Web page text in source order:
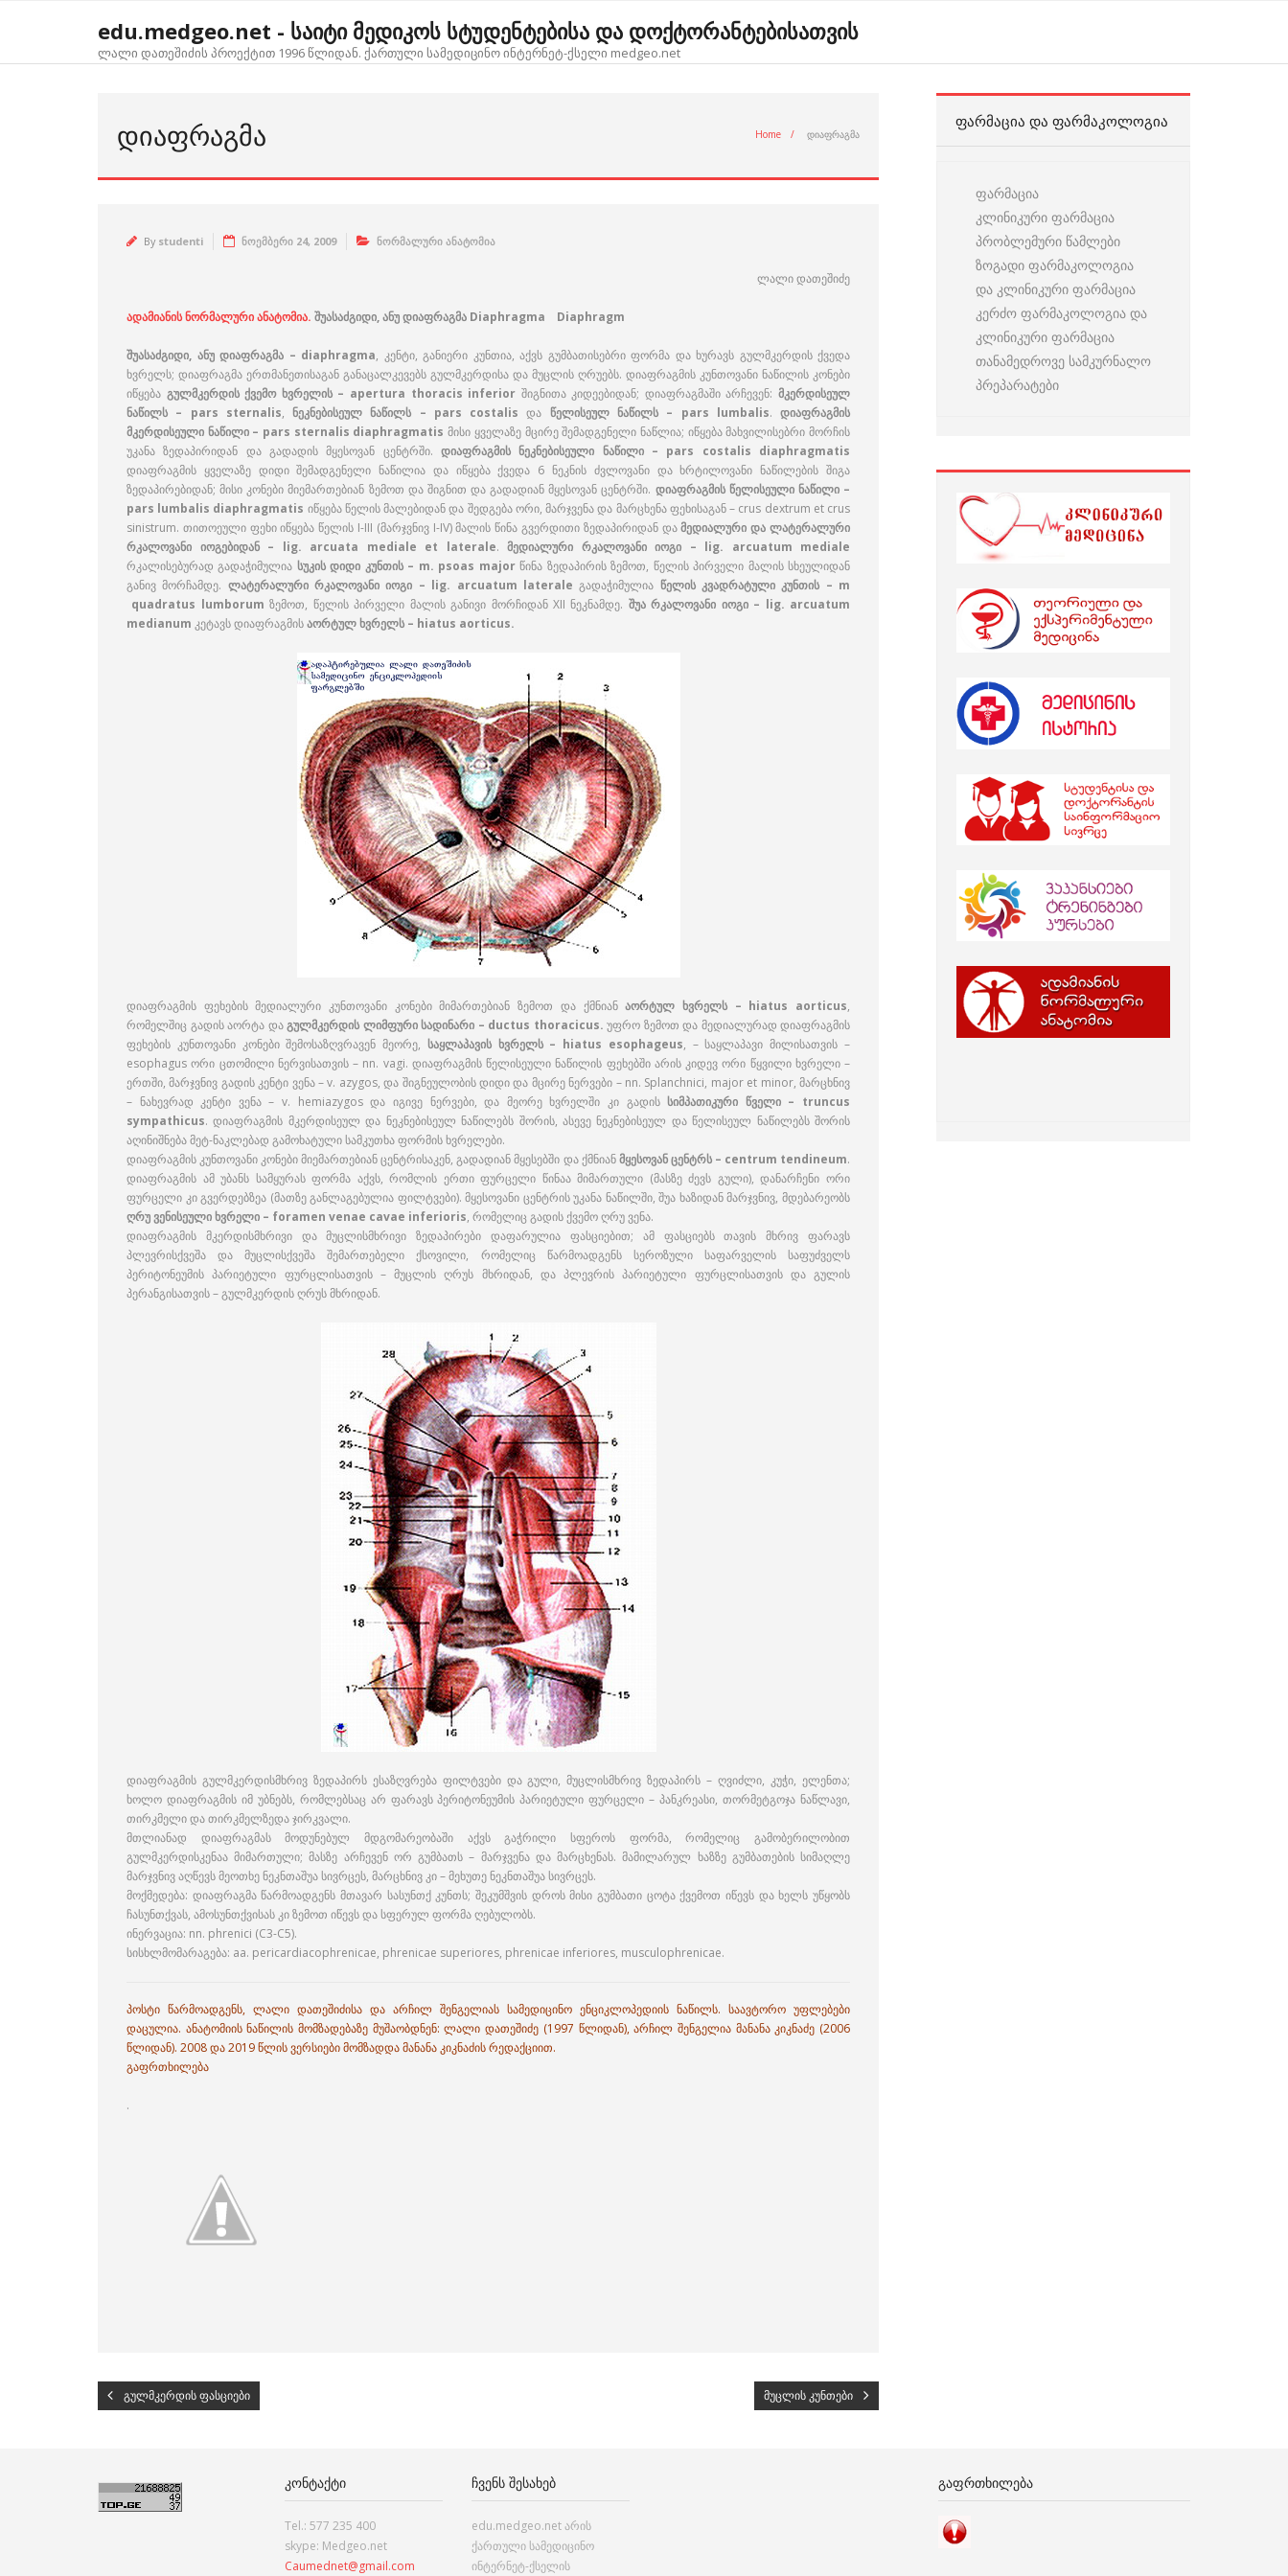
edu.medgeo.net - საიტი მედიკოს სტუდენტებისა და დოქტორანტებისათვის
ლალი დათეშიძის პროექტით 1996 წლიდან. ქართული სამედიცინო ინტერნეტ-ქსელი medgeo.net
ᲓᲘᲐᲤᲠᲐᲒᲛᲐ Home / დიაფრაგმა
By studenti ნოემბერი 24, 2009 ნორმალური ანატომია
ლალი დათეშიძე
ადამიანის ნორმალური ანატომია. შუასაძგიდი, ანუ დიაფრაგმა Diaphragma Diaphragm
შუასაძგიდი, ანუ დიაფრაგმა – diaphragma, კენტი, განიერი კუნთია, აქვს გუმბათისებრი ფორმა და ხურავს გულმკერდის ქვედა
ხვრელს; დიაფრაგმა ერთმანეთისაგან განაცალკევებს გულმკერდისა და მუცლის ღრუებს. დიაფრაგმის კუნთოვანი ნაწილის კონები
იწყება გულმკერდის ქვემო ხვრელის – apertura thoracis inferior შიგნითა კიდეებიდან; დიაფრაგმაში არჩევენ:მკერდისეულ
ნაწილს – pars sternalis,ნეკნებისეულ ნაწილს – pars costalis და წელისეულ ნაწილს – pars lumbalis.დიაფრაგმის
მკერდისეული ნაწილი – pars sternalis diaphragmatis მისი ყველაზე მცირე შემადგენელი ნაწლია; იწყება მახვილისებრი მორჩის
უკანა ზედაპირიდან და გადადის მყესოვან ცენტრში. დიაფრაგმის ნეკნებისეული ნაწილი – pars costalis diaphragmatis
დიაფრაგმის ყველაზე დიდი შემადგენელი ნაწილია და იწყება ქვედა 6 ნეკნის ძვლოვანი და ხრტილოვანი ნაწილების შიგა
ზედაპირებიდან; მისი კონები მიემართებიან ზემოთ და შიგნით და გადადიან მყესოვან ცენტრში. დიაფრაგმის წელისეული ნაწილი –
pars lumbalis diaphragmatis იწყება წელის მალებიდან და შედგება ორი, მარჯვენა და მარცხენა ფეხისაგან – crus dextrum et crus
sinistrum. თითოეული ფეხი იწყება წელის I-III (მარჯვნივ I-IV) მალის წინა გვერდითი ზედაპირიდან დამედიალური და ლატერალური
რკალოვანი იოგებიდან – lig. arcuata mediale et laterale. მედიალური რკალოვანი იოგი – lig. arcuatum mediale
რკალისებურად გადაჭიმულია სუკის დიდი კუნთის – m. psoas majorწინა ზედაპირის ზემოთ, წელის პირველი მალის სხეულიდან
განივ მორჩამდე. ლატერალური რკალოვანი იოგი – lig. arcuatum laterale გადაჭიმულია წელის კვადრატული კუნთის – m
quadratus lumborum ზემოთ, წელის პირველი მალის განივი მორჩიდან XII ნეკნამდე. შუა რკალოვანი იოგი – lig. arcuatum
medianum კეტავს დიაფრაგმისაორტულ ხვრელს – hiatus aorticus.
დიაფრაგმის ფეხების მედიალური კუნთოვანი კონები მიმართებიან ზემოთ და ქმნიანაორტულ ხვრელს – hiatus aorticus,
რომელშიც გადის აორტა დაგულმკერდის ლიმფური სადინარი – ductus thoracicus. უფრო ზემოთ და მედიალურად დიაფრაგმის
ფეხების კუნთოვანი კონები შემოსაზღვრავენ მეორე, საყლაპავის ხვრელს – hiatus esophageus, – საყლაპავი მილისათვის –
esophagus ორი ცთომილი ნერვისათვის – nn. vagi. დიაფრაგმის წელისეული ნაწილის ფეხებში არის კიდევ ორი წყვილი ხვრელი –
ერთში, მარჯვნივ გადის კენტი ვენა – v. azygos, და შიგნეულობის დიდი და მცირე ნერვები – nn. Splanchnici, major et minor, მარცხნივ
– ნახევრად კენტი ვენა – v. hemiazygos და იგივე ნერვები, და მეორე ხვრელში კი გადისსიმპათიკური წველი – truncus
sympathicus. დიაფრაგმის მკერდისეულ და ნეკნებისეულ ნაწილებს შორის, ასევე ნეკნებისეულ და წელისეულ ნაწილებს შორის
აღინიშნება მეტ-ნაკლებად გამოხატული სამკუთხა ფორმის ხვრელები.
დიაფრაგმის კუნთოვანი კონები მიემართებიან ცენტრისაკენ, გადადიან მყესებში და ქმნიანმყესოვან ცენტრს – centrum tendineum.
დიაფრაგმის ამ უბანს სამყურას ფორმა აქვს, რომლის ერთი ფურცელი წინაა მიმართული (მასზე ძევს გული), დანარჩენი ორი
ფურცელი კი გვერდებზეა (მათზე განლაგებულია ფილტვები). მყესოვანი ცენტრის უკანა ნაწილში, შუა ხაზიდან მარჯვნივ, მდებარეობს
ღრუ ვენისეული ხვრელი – foramen venae cavae inferioris, რომელიც გადის ქვემო ღრუ ვენა.
დიაფრაგმის მკერდისმხრივი და მუცლისმხრივი ზედაპირები დაფარულია ფასციებით; ამ ფასციებს თავის მხრივ ფარავს
პლევრისქვეშა და მუცლისქვეშა შემართებელი ქსოვილი, რომელიც წარმოადგენს სეროზული საფარველის საფუძველს
პერიტონეუმის პარიეტული ფურცლისათვის – მუცლის ღრუს მხრიდან, და პლევრის პარიეტული ფურცლისათვის და გულის
პერანგისათვის – გულმკერდის ღრუს მხრიდან.
დიაფრაგმის გულმკერდისმხრივ ზედაპირს ესაზღვრება ფილტვები და გული, მუცლისმხრივ ზედაპირს – ღვიძლი, კუჭი, ელენთა;
ხოლო დიაფრაგმის იმ უბნებს, რომლებსაც არ ფარავს პერიტონეუმის პარიეტული ფურცელი – პანკრეასი, თორმეტგოჯა ნაწლავი,
თირკმელი და თირკმელზედა ჯირკვალი.
მთლიანად დიაფრაგმას მოდუნებულ მდგომარეობაში აქვს გაჭრილი სფეროს ფორმა, რომელიც გამობერილობით
გულმკერდისკენაა მიმართული; მასზე არჩევენ ორ გუმბათს – მარჯვენა და მარცხენას. მამილარულ ხაზზე გუმბათების სიმაღლე
მარჯვნივ აღწევს მეოთხე ნეკნთაშუა სივრცეს, მარცხნივ კი – მეხუთე ნეკნთაშუა სივრცეს.
მოქმედება: დიაფრაგმა წარმოადგენს მთავარ სასუნთქ კუნთს; შეკუმშვის დროს მისი გუმბათი ცოტა ქვემოთ იწევს და ხელს უწყობს
ჩასუნთქვას, ამოსუნთქვისას კი ზემოთ იწევს და სფერულ ფორმა ღებულობს.
ინერვაცია: nn. phrenici (C3-C5).
სისხლმომარაგება: aa. pericardiacophrenicae, phrenicae superiores, phrenicae inferiores, musculophrenicae.
პოსტი წარმოადგენს, ლალი დათეშიძისა და არჩილ შენგელიას სამედიცინო ენციკლოპედიის ნაწილს. საავტორო უფლებები
დაცულია. ანატომიის ნაწილის მომზადებაზე მუშაობდნენ: ლალი დათეშიძე (1997 წლიდან), არჩილ შენგელია მანანა კიკნაძე (2006
წლიდან). 2008 და 2019 წლის ვერსიები მომზადდა მანანა კიკნაძის რედაქციით.
გაფრთხილება
.
გულმკერდის ფასციები მუცლის კუნთები
ᲤᲐᲠᲛᲐᲪᲘᲐ ᲓᲐ ᲤᲐᲠᲛᲐᲙᲝᲚᲝᲒᲘᲐ
ფარმაცია
კლინიკური ფარმაცია
პრობლემური წამლები
ზოგადი ფარმაკოლოგია
და კლინიკური ფარმაცია
კერძო ფარმაკოლოგია და
კლინიკური ფარმაცია
თანამედროვე სამკურნალო
პრეპარატები
ᲙᲝᲜᲢᲐᲥᲢᲘ
Tel.: 577 235 400
skype: Medgeo.net
Caumednet@gmail.com
ᲩᲕᲔᲜᲡ ᲨᲔᲡᲐᲮᲔᲑ
edu.medgeo.net არის
ქართული სამედიცინო
ინტერნეტ-ქსელის
ᲒᲐᲤᲠᲗᲮᲘᲚᲔᲑᲐ